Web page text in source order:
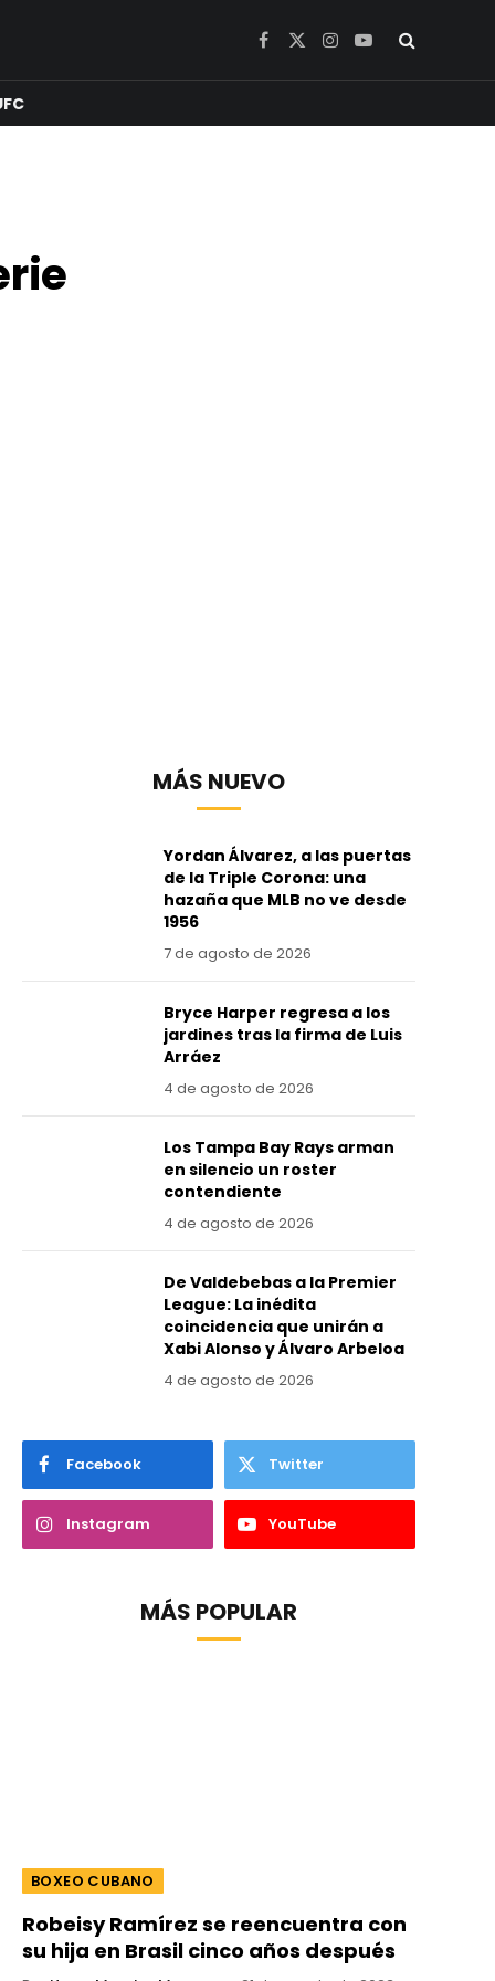
Facebook
X
Instagram
YouTube
MÁS NUEVO
Yordan Álvarez, a las puertas
de la Triple Corona: una
hazaña que MLB no ve desde
1956
7 de agosto de 2026
Bryce Harper regresa a los
jardines tras la firma de Luis
Arráez
4 de agosto de 2026
Los Tampa Bay Rays arman
en silencio un roster
contendiente
4 de agosto de 2026
De Valdebebas a la Premier
League: La inédita
coincidencia que unirán a
Xabi Alonso y Álvaro Arbeloa
4 de agosto de 2026
Facebook Twitter
Instagram YouTube
MÁS POPULAR
BOXEO CUBANO
Robeisy Ramírez se reencuentra con
su hija en Brasil cinco años después